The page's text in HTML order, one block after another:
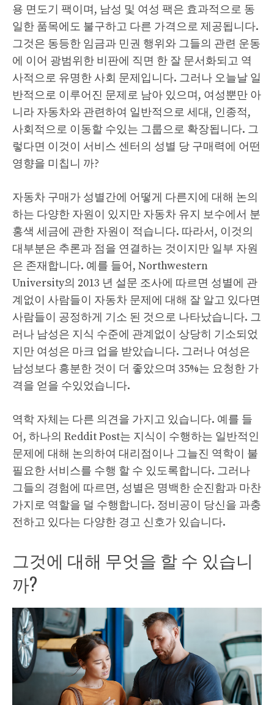
용 면도기 팩이며, 남성 및 여성 팩은 효과적으로 동
일한 품목에도 불구하고 다른 가격으로 제공됩니다.
그것은 동등한 임금과 민권 행위와 그들의 관련 운동
에 이어 광범위한 비판에 직면 한 잘 문서화되고 역
사적으로 유명한 사회 문제입니다. 그러나 오늘날 일
반적으로 이루어진 문제로 남아 있으며, 여성뿐만 아
니라 자동차와 관련하여 일반적으로 세대, 인종적,
사회적으로 이동할 수있는 그룹으로 확장됩니다. 그
렇다면 이것이 서비스 센터의 성별 당 구매력에 어떤
영향을 미칩니 까?
자동차 구매가 성별간에 어떻게 다른지에 대해 논의
하는 다양한 자원이 있지만 자동차 유지 보수에서 분
홍색 세금에 관한 자원이 적습니다. 따라서, 이것의
대부분은 추론과 점을 연결하는 것이지만 일부 자원
은 존재합니다. 예를 들어, Northwestern
University의 2013 년 설문 조사에 따르면 성별에 관
계없이 사람들이 자동차 문제에 대해 잘 알고 있다면
사람들이 공정하게 기소 된 것으로 나타났습니다. 그
러나 남성은 지식 수준에 관계없이 상당히 기소되었
지만 여성은 마크 업을 받았습니다. 그러나 여성은
남성보다 흥분한 것이 더 좋았으며 35%는 요청한 가
격을 얻을 수있었습니다.
역학 자체는 다른 의견을 가지고 있습니다. 예를 들
어, 하나의 Reddit Post는 지식이 수행하는 일반적인
문제에 대해 논의하여 대리점이나 그늘진 역학이 불
필요한 서비스를 수행 할 수 있도록합니다. 그러나
그들의 경험에 따르면, 성별은 명백한 순진함과 마찬
가지로 역할을 덜 수행합니다. 정비공이 당신을 과충
전하고 있다는 다양한 경고 신호가 있습니다.
그것에 대해 무엇을 할 수 있습니
까?